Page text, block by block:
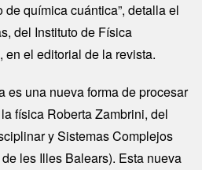
química cuántica”, detalla el
del Instituto de Física
en el editorial de la revista.
es una nueva forma de procesar
física Roberta Zambrini, del
y Sistemas Complejos
les Illes Balears). Esta nueva